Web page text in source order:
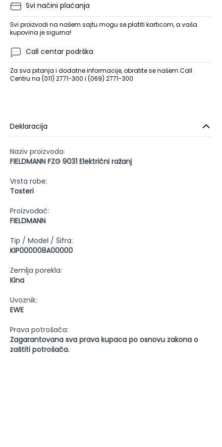
Svi načini plaćanja
Svi proizvodi na našem sajtu mogu se platiti karticom, a vaša
kupovina je sigurna!
Call centar podrška
Za sva pitanja i dodatne informacije, obratite se našem Call
Centru na (011) 2771-300 i (069) 2771-300
Deklaracija
Naziv proizvoda:
FIELDMANN FZG 9031 Električni ražanj
Vrsta robe:
Tosteri
Proizvođač:
FIELDMANN
Tip / Model / Šifra:
KIP000008A00000
Zemlja porekla:
Kina
Uvoznik:
EWE
Prava potrošača:
Zagarantovana sva prava kupaca po osnovu zakona o
zaštiti potrošača.